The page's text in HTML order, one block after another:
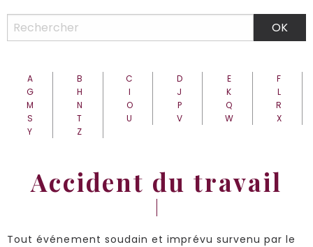
A B C D E
F
G
H I J K
L
M
N O P Q
R
S
T U V W
X
Y
Z
Accident du travail
Tout événement soudain et imprévu survenu par le